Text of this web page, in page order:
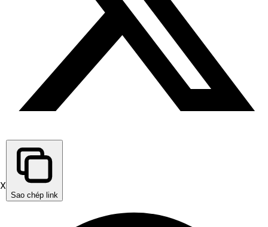
X
Sao chép link